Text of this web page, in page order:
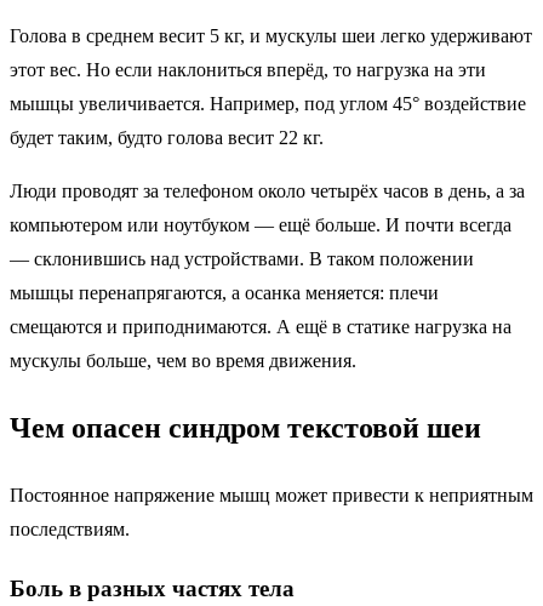
Голова в среднем весит 5 кг, и мускулы шеи легко удерживают
этот вес. Но если наклониться вперёд, то нагрузка на эти
мышцы увеличивается. Например, под углом 45° воздействие
будет таким, будто голова весит 22 кг.
Люди проводят за телефоном около четырёх часов в день, а за
компьютером или ноутбуком — ещё больше. И почти всегда
— склонившись над устройствами. В таком положении
мышцы перенапрягаются, а осанка меняется: плечи
смещаются и приподнимаются. А ещё в статике нагрузка на
мускулы больше, чем во время движения.
Чем опасен синдром текстовой шеи
Постоянное напряжение мышц может привести к неприятным
последствиям.
Боль в разных частях тела